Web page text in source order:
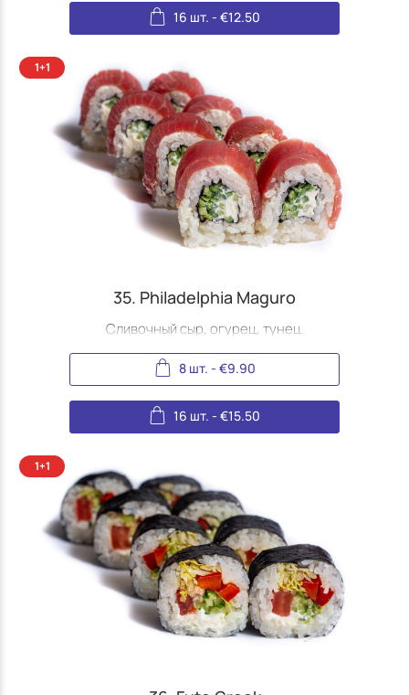
16 шт. - €12.50
35. Philadelphia Maguro
Сливочный сыр, огурец, тунец.
8 шт. - €9.90
16 шт. - €15.50